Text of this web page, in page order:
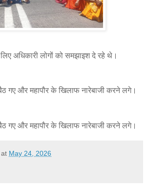
अधिकारी लोगों को समझाइश दे रहे थे।
गए और महापौर के खिलाफ नारेबाजी करने लगे।
गए और महापौर के खिलाफ नारेबाजी करने लगे।
at May 24, 2026